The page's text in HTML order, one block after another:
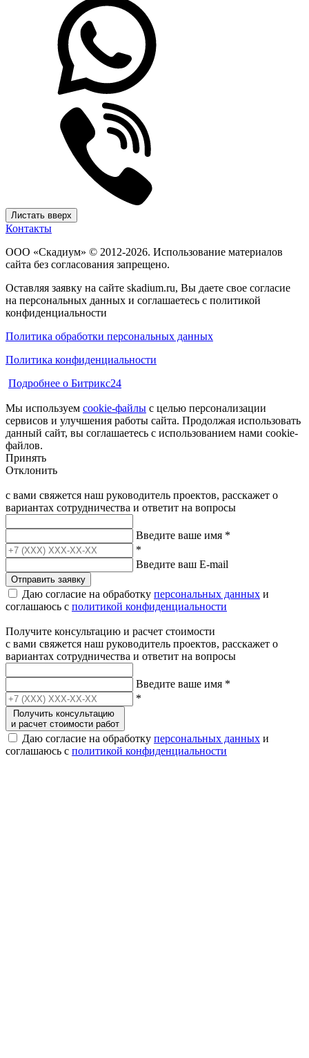
Листать вверх
Контакты
ООО «Скадиум» © 2012-2026. Использование материалов
сайта без согласования запрещено.
Оставляя заявку на сайте skadium.ru, Вы даете свое согласие
на персональных данных и соглашаетесь c политикой
конфиденциальности
Политика обработки персональных данных
Политика конфиденциальности
Подробнее о Битрикс24
Мы используем cookie-файлы с целью персонализации
сервисов и улучшения работы сайта. Продолжая использовать
данный сайт, вы соглашаетесь с использованием нами cookie-
файлов.
Принять
Отклонить
с вами свяжется наш руководитель проектов, расскажет о
вариантах сотрудничества и ответит на вопросы
Введите ваше имя *
*
Введите ваш E-mail
Отправить заявку
Даю согласие на обработку персональных данных и
соглашаюсь с политикой конфиденциальности
Получите консультацию и расчет стоимости
с вами свяжется наш руководитель проектов, расскажет о
вариантах сотрудничества и ответит на вопросы
Введите ваше имя *
*
Получить консультацию
и расчет стоимости работ
Даю согласие на обработку персональных данных и
соглашаюсь с политикой конфиденциальности